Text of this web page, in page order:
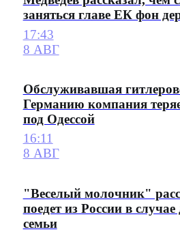
заняться главе ЕК фон
17:43
8 АВГ
Обслуживавшая
Германию компания
под Одессой
16:11
8 АВГ
"Веселый молочник"
поедет из России в
семьи